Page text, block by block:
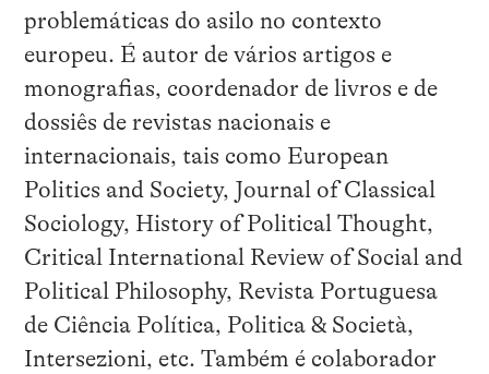
problemáticas do asilo no contexto
europeu. É autor de vários artigos e
monografias, coordenador de livros e de
dossiês de revistas nacionais e
internacionais, tais como European
Politics and Society, Journal of Classical
Sociology, History of Political Thought,
Critical International Review of Social and
Political Philosophy, Revista Portuguesa
de Ciência Política, Politica & Società,
Intersezioni, etc. Também é colaborador